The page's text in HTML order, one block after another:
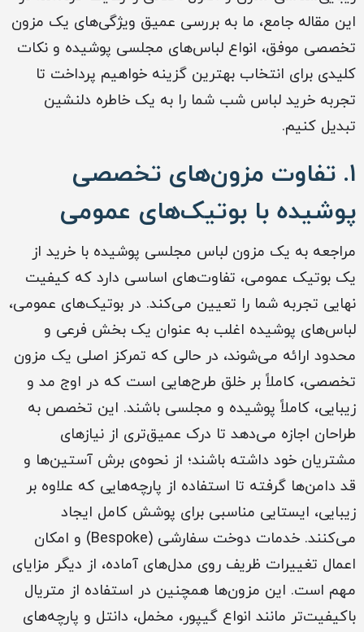
این مقاله جامع، ما به بررسی عمیق ویژگی‌های یک مزون
تخصصی موفق، انواع لباس‌های مجلسی پوشیده و نکات
کلیدی برای انتخاب بهترین گزینه خواهیم پرداخت تا
تجربه خرید لباس شب شما را به یک خاطره دلنشین
تبدیل کنیم.
۱. تفاوت مزون‌های تخصصی
پوشیده با بوتیک‌های عمومی
مراجعه به یک مزون لباس مجلسی پوشیده با خرید از
یک بوتیک عمومی، تفاوت‌های اساسی دارد که کیفیت
نهایی تجربه شما را تعیین می‌کند. در بوتیک‌های عمومی،
لباس‌های پوشیده اغلب به عنوان یک بخش فرعی و
محدود ارائه می‌شوند، در حالی که تمرکز اصلی یک مزون
تخصصی، کاملاً بر خلق طرح‌هایی است که در اوج مد و
زیبایی، کاملاً پوشیده و مجلسی باشند. این تخصص به
طراحان اجازه می‌دهد تا درک عمیق‌تری از نیازهای
مشتریان خود داشته باشند؛ از نحوه‌ی برش آستین‌ها و
قد دامن‌ها گرفته تا استفاده از پارچه‌هایی که علاوه بر
زیبایی، ایستایی مناسبی برای پوشش کامل ایجاد
می‌کنند. خدمات دوخت سفارشی (Bespoke) و امکان
اعمال تغییرات ظریف روی مدل‌های آماده، از دیگر مزایای
مهم است. این مزون‌ها همچنین در استفاده از متریال
باکیفیت‌تر مانند انواع گیپور، مخمل، دانتل و پارچه‌های